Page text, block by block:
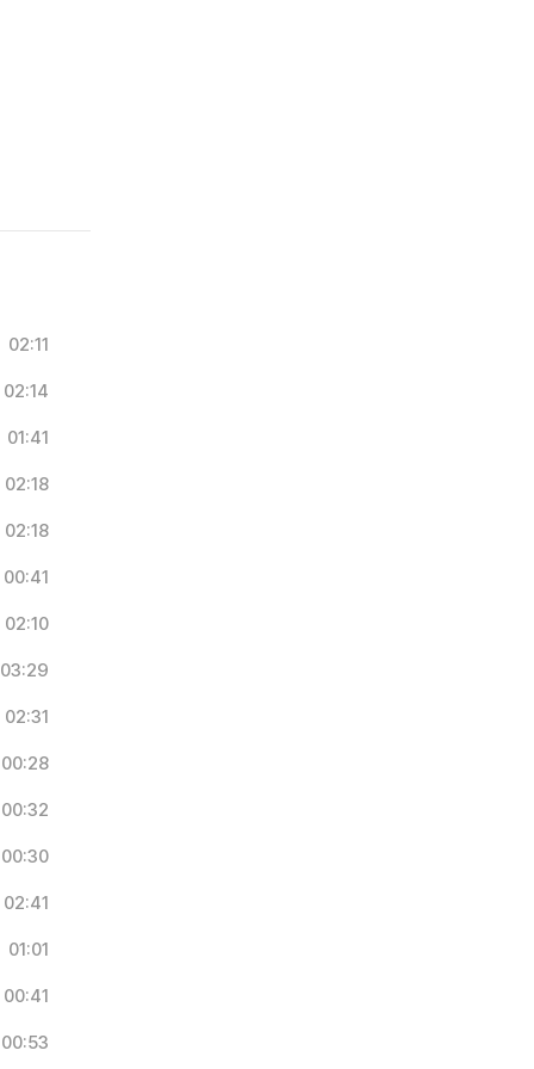
02:11
02:14
01:41
02:18
02:18
00:41
02:10
03:29
02:31
00:28
00:32
00:30
02:41
01:01
00:41
00:53